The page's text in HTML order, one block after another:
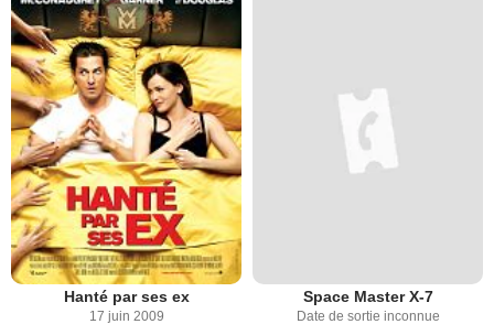
Hanté par ses ex
17 juin 2009
Space Master X-7
Date de sortie inconnue